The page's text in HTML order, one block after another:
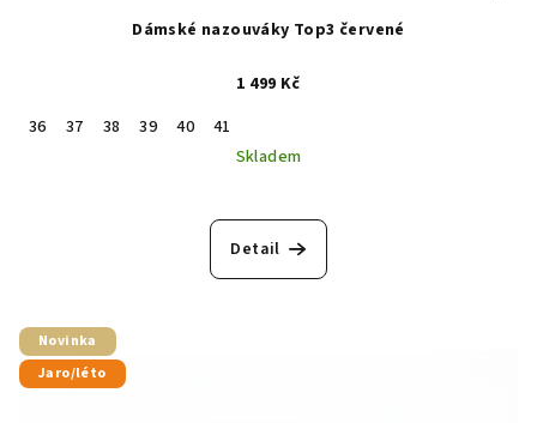
Dámské nazouváky Top3 červené
1 499 Kč
36
37 38 39 40
41
Skladem
Detail
Novinka
Jaro/léto